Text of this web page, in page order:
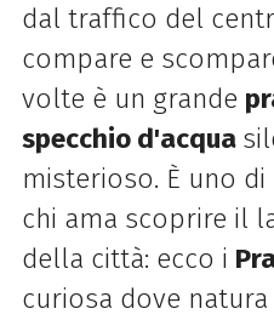
dal traffico del
compare e
volte è un grande
specchio d'acqua
misterioso. È uno
chi ama scoprire il
della città: ecco i
curiosa dove